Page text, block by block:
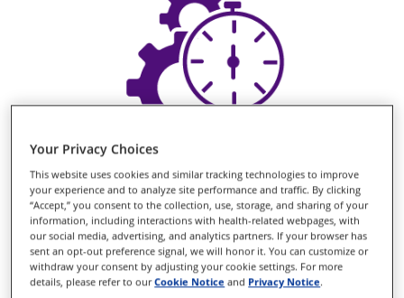
Verbesserte Effizienz der
Vitreus-Entfernung
Verbesserte Vitreus-Flussrate
Your Privacy Choices
This website uses cookies and similar tracking technologies to improve
your experience and to analyze site performance and traffic. By clicking
“Accept,” you consent to the collection, use, storage, and sharing of your
information, including interactions with health-related webpages, with
our social media, advertising, and analytics partners. If your browser has
sent an opt-out preference signal, we will honor it. You can customize or
withdraw your consent by adjusting your cookie settings. For more
details, please refer to ourCookie Notice and Privacy Notice.